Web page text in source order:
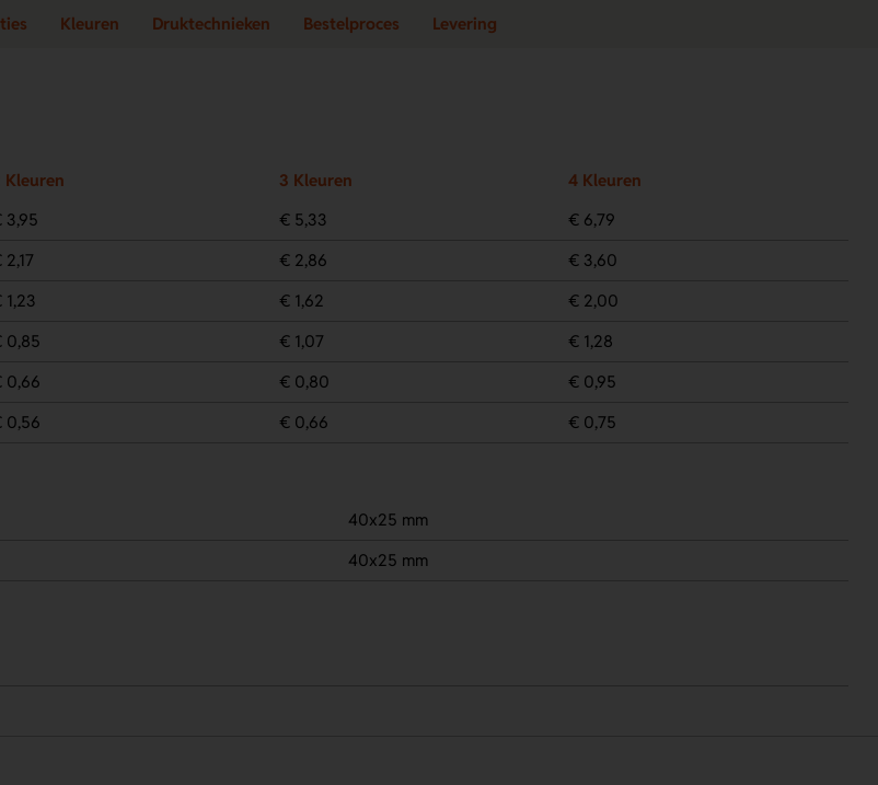
Kleuren Druktechnieken Bestelproces Levering
Kleuren 3 Kleuren
4 Kleuren
3,95 € 5,33
€ 6,79
2,17 € 2,86
€ 3,60
1,23 € 1,62
€ 2,00
0,85 € 1,07
€ 1,28
0,66 € 0,80
€ 0,95
0,56 € 0,66 € 0,75
40x25 mm
40x25 mm